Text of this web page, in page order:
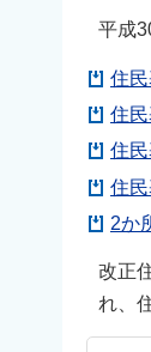
平成
住
住
住
住
2か
改正
れ、